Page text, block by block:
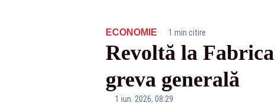
ECONOMIE· 1 min citire
Revoltă la
greva generală
1 iun. 2026, 08:29
Fabrica de Arme Cugir